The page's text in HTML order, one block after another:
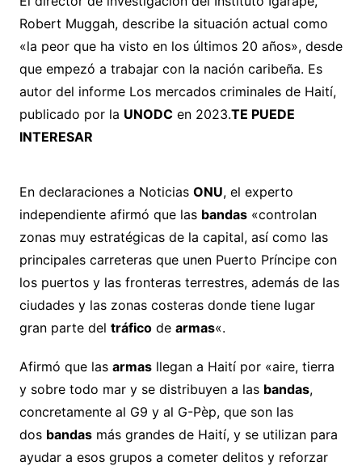
Robert Muggah, describe la situación actual como
«la peor que ha visto en los últimos 20 años», desde
que empezó a trabajar con la nación caribeña. Es
autor del informe Los mercados criminales de Haití,
publicado por la UNODCen 2023.TE PUEDE
INTERESAR
En declaraciones a Noticias ONU, el experto
independiente afirmó que las bandas«controlan
zonas muy estratégicas de la capital, así como las
principales carreteras que unen Puerto Príncipe con
los puertos y las fronteras terrestres, además de las
ciudades y las zonas costeras donde tiene lugar
gran parte del tráficode armas«.
Afirmó que las armasllegan a Haití por «aire, tierra
y sobre todo mar y se distribuyen a las bandas,
concretamente al G9 y al G-Pèp, que son las
dos bandasmás grandes de Haití, y se utilizan para
ayudar a esos grupos a cometer delitos y reforzar